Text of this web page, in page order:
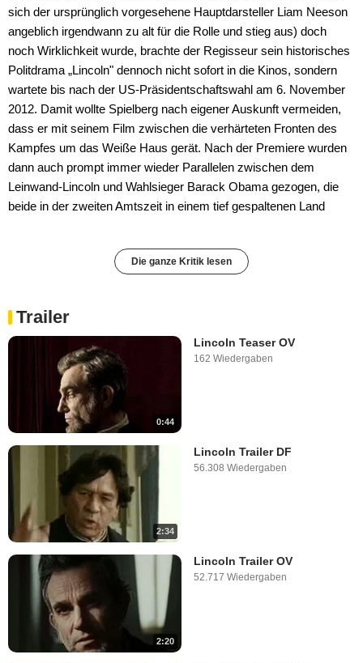
sich der ursprünglich vorgesehene Hauptdarsteller Liam Neeson
angeblich irgendwann zu alt für die Rolle und stieg aus) doch
noch Wirklichkeit wurde, brachte der Regisseur sein historisches
Politdrama „Lincoln" dennoch nicht sofort in die Kinos, sondern
wartete bis nach der US-Präsidentschaftswahl am 6. November
2012. Damit wollte Spielberg nach eigener Auskunft vermeiden,
dass er mit seinem Film zwischen die verhärteten Fronten des
Kampfes um das Weiße Haus gerät. Nach der Premiere wurden
dann auch prompt immer wieder Parallelen zwischen dem
Leinwand-Lincoln und Wahlsieger Barack Obama gezogen, die
beide in der zweiten Amtszeit in einem tief gespaltenen Land
Die ganze Kritik lesen
Trailer
0:44
Lincoln Teaser OV
162 Wiedergaben
2:34
Lincoln Trailer DF
56.308 Wiedergaben
2:20
Lincoln Trailer OV
52.717 Wiedergaben